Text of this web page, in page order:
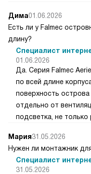
Дима01.06.2026
Есть ли у Falmec
длину?
Специалист
01.06.2026
Да. Серия Falmec
по всей длине
поверхность
отдельно от
подсветка, не только
Мария31.05.2026
Нужен ли монтажник
Специалист
31.05.2026